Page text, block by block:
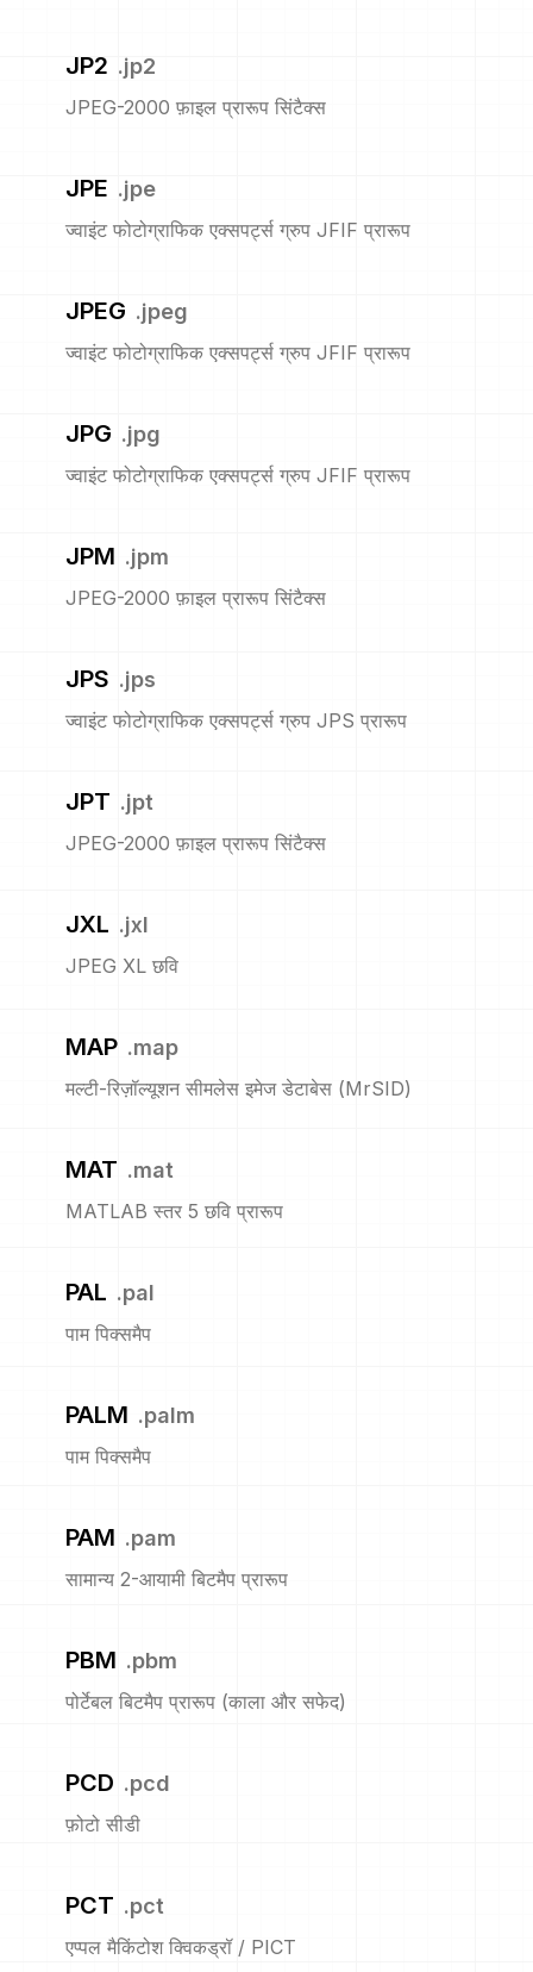
JP2 .jp2
JPEG-2000 फ़ाइल प्रारूप सिंटैक्स
JPE .jpe
ज्वाइंट फोटोग्राफिक एक्सपर्ट्स ग्रुप JFIF प्रारूप
JPEG .jpeg
ज्वाइंट फोटोग्राफिक एक्सपर्ट्स ग्रुप JFIF प्रारूप
JPG .jpg
ज्वाइंट फोटोग्राफिक एक्सपर्ट्स ग्रुप JFIF प्रारूप
JPM .jpm
JPEG-2000 फ़ाइल प्रारूप सिंटैक्स
JPS .jps
ज्वाइंट फोटोग्राफिक एक्सपर्ट्स ग्रुप JPS प्रारूप
JPT .jpt
JPEG-2000 फ़ाइल प्रारूप सिंटैक्स
JXL .jxl
JPEG XL छवि
MAP .map
मल्टी-रिज़ॉल्यूशन सीमलेस इमेज डेटाबेस (MrSID)
MAT .mat
MATLAB स्तर 5 छवि प्रारूप
PAL .pal
पाम पिक्समैप
PALM .palm
पाम पिक्समैप
PAM .pam
सामान्य 2-आयामी बिटमैप प्रारूप
PBM .pbm
पोर्टेबल बिटमैप प्रारूप (काला और सफेद)
PCD .pcd
फ़ोटो सीडी
PCT .pct
एप्पल मैकिंटोश क्विकड्रॉ / PICT